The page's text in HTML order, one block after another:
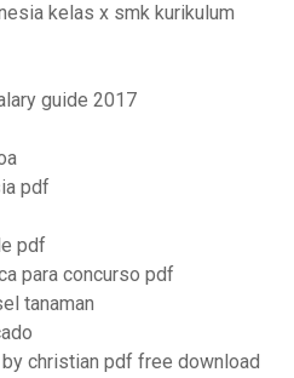
kelas x smk kurikulum
guide 2017
pdf
pdf
para concurso pdf
tanaman
christian pdf free download